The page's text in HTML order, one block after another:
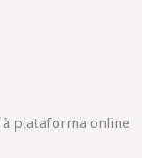
plataforma online